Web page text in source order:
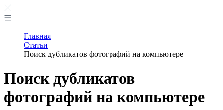
Главная
Статьи
Поиск дубликатов фотографий на компьютере
Поиск дубликатов
фотографий на компьютере